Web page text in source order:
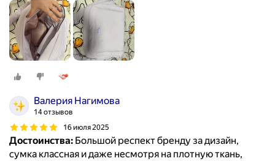
Валерия Нагимова
14 отзывов
16 июля 2025
Достоинства: Большой респект бренду за дизайн,
сумка классная и даже несмотря на плотную ткань,